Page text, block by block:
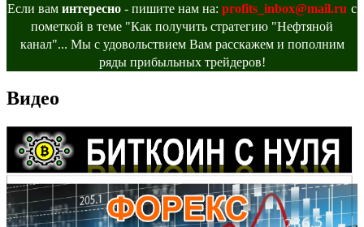
Если вам интересно - пишите нам на: profits_inbox@mail.ru с
пометкой в теме "Как получить стратегию "Нефтяной
канал"... Мы с удовольствием Вам расскажем и пополним
ряды прибыльных трейдеров!
Видео